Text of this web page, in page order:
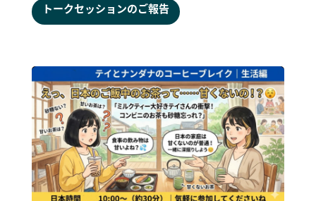
トークセッションのご報告